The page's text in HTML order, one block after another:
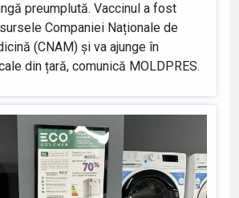
preumplută. Vaccinul a fost
Companiei Naționale de
(CNAM) și va ajunge în
din țară, comunică MOLDPRES.